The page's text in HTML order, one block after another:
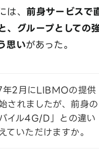
は、前身サービスで
、グループとしての
思いがあった。
年2月にLIBMOの提供
されましたが、前身の
バイル4G/D」との違い
ていただけますか。